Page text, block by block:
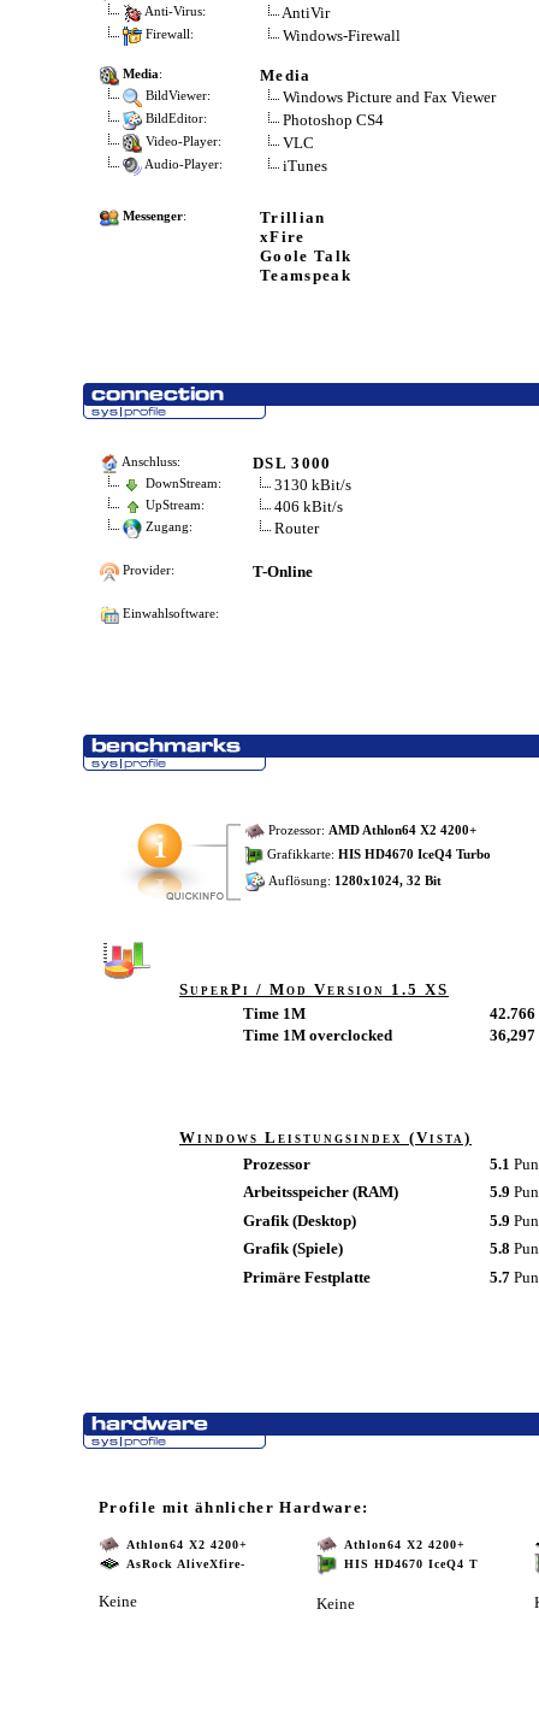
Anti-Virus: AntiVir
Firewall: Windows-Firewall
Media: Media
BildViewer: Windows Picture and Fax Viewer
BildEditor: Photoshop CS4
Video-Player: VLC
Audio-Player: iTunes
Messenger:
Trillian
xFire
Goole Talk
Teamspeak
Anschluss: DSL 3000
DownStream: 3130 kBit/s
UpStream: 406 kBit/s
Zugang: Router
Provider: T-Online
Einwahlsoftware:
Prozessor: AMD Athlon64 X2 4200+
Grafikkarte: HIS HD4670 IceQ4 Turbo
Auflösung: 1280x1024, 32 Bit
SuperPi / Mod Version 1.5 XS
Time 1M
42.766
Time 1M overclocked
36,297
Windows Leistungsindex (Vista)
Prozessor
5.1
Arbeitsspeicher (RAM)
5.9
Grafik (Desktop)
5.9
Grafik (Spiele)
5.8
Primäre Festplatte
5.7
Profile mit ähnlicher Hardware:
Athlon64 X2 4200+
AsRock AliveXfire-
Keine
Athlon64 X2 4200+
HIS HD4670 IceQ4 T
Keine